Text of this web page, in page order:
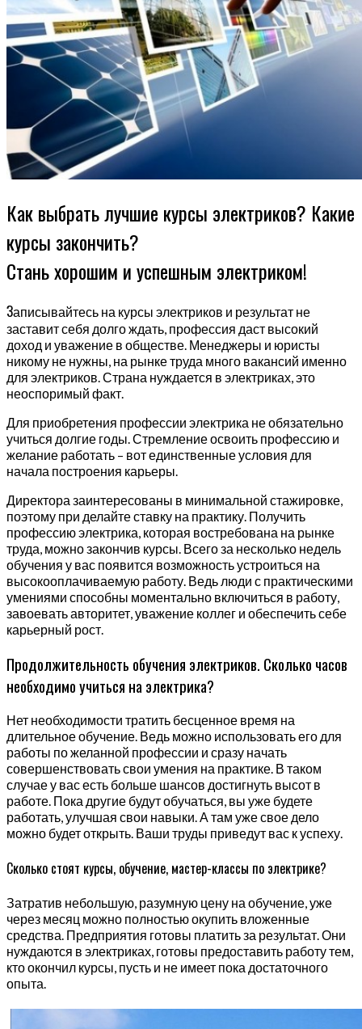
Как выбрать лучшие курсы электриков? Какие
курсы закончить?
Стань хорошим и успешным электриком!
Записывайтесь на курсы электриков и результат не
заставит себя долго ждать, профессия даст высокий
доход и уважение в обществе. Менеджеры и юристы
никому не нужны, на рынке труда много вакансий именно
для электриков. Страна нуждается в электриках, это
неоспоримый факт.
Для приобретения профессии электрика не обязательно
учиться долгие годы. Стремление освоить профессию и
желание работать – вот единственные условия для
начала построения карьеры.
Директора заинтересованы в минимальной стажировке,
поэтому при делайте ставку на практику. Получить
профессию электрика, которая востребована на рынке
труда, можно закончив курсы. Всего за несколько недель
обучения у вас появится возможность устроиться на
высокооплачиваемую работу. Ведь люди с практическими
умениями способны моментально включиться в работу,
завоевать авторитет, уважение коллег и обеспечить себе
карьерный рост.
Продолжительность обучения электриков. Сколько часов
необходимо учиться на электрика?
Нет необходимости тратить бесценное время на
длительное обучение. Ведь можно использовать его для
работы по желанной профессии и сразу начать
совершенствовать свои умения на практике. В таком
случае у вас есть больше шансов достигнуть высот в
работе. Пока другие будут обучаться, вы уже будете
работать, улучшая свои навыки. А там уже свое дело
можно будет открыть. Ваши труды приведут вас к успеху.
Сколько стоят курсы, обучение, мастер-классы по электрике?
Затратив небольшую, разумную цену на обучение, уже
через месяц можно полностью окупить вложенные
средства. Предприятия готовы платить за результат. Они
нуждаются в электриках, готовы предоставить работу тем,
кто окончил курсы, пусть и не имеет пока достаточного
опыта.